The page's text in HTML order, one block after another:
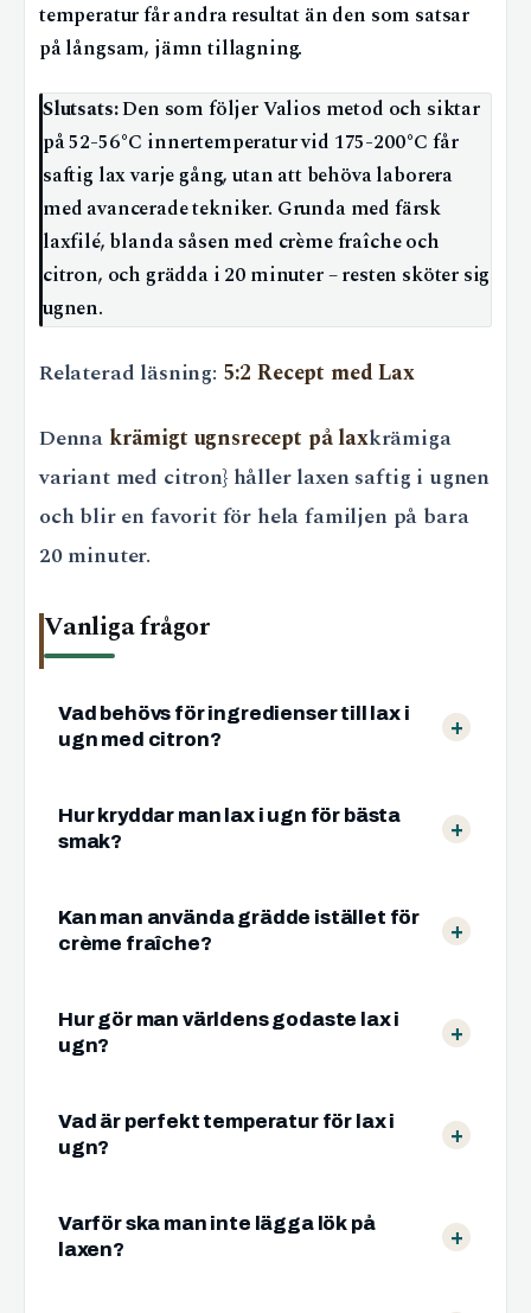
temperatur får andra resultat än den som satsar
på långsam, jämn tillagning.
Slutsats:Den som följer Valios metod och siktar
på 52-56°C innertemperatur vid 175-200°C får
saftig lax varje gång, utan att behöva laborera
med avancerade tekniker. Grunda med färsk
laxfilé, blanda såsen med crème fraîche och
citron, och grädda i 20 minuter – resten sköter sig
ugnen.
Relaterad läsning: 5:2 Recept med Lax
Denna krämigt ugnsrecept på laxkrämiga
variant med citron} håller laxen saftig i ugnen
och blir en favorit för hela familjen på bara
20 minuter.
Vanliga frågor
Vad behövs för ingredienser till lax i
ugn med citron?
Hur kryddar man lax i ugn för bästa
smak?
Kan man använda grädde istället för
crème fraîche?
Hur gör man världens godaste lax i
ugn?
Vad är perfekt temperatur för lax i
ugn?
Varför ska man inte lägga lök på
laxen?